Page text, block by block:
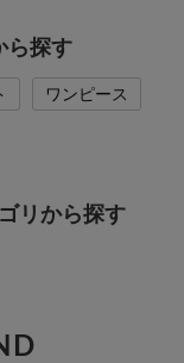
ら探す
ワンピース
リから探す